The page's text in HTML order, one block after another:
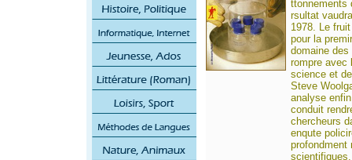
ttonnements
rsultat
1978. Le
pour la
domaine
rompre avec
science et
Steve
analyse
conduit
chercheurs
enqute
profondment
scientifiques.